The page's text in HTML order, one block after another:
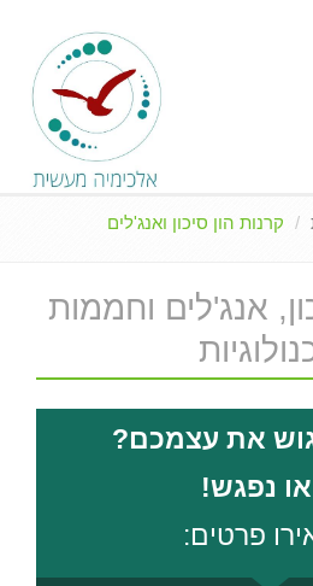
קרנות הון סיכון ואנג'לים
אנג'לים וחממות
את עצמכם?
נפגש!
פרטים: